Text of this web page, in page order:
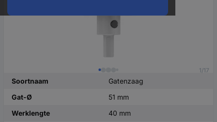
1/17
Soortnaam
Gatenzaag
Gat-Ø
51 mm
Werklengte
40 mm